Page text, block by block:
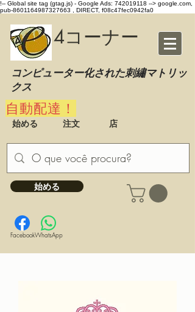
!-- Global site tag (gtag.js) - Google Ads: 742019118 --> google.com,
pub-8601164987327663 , DIRECT, f08c47fec0942fa0
4コーナー
コンピューター化された刺繡マトリッ
クス
自動配達！
始める 注文 店
始める
FacebookWhatsApp